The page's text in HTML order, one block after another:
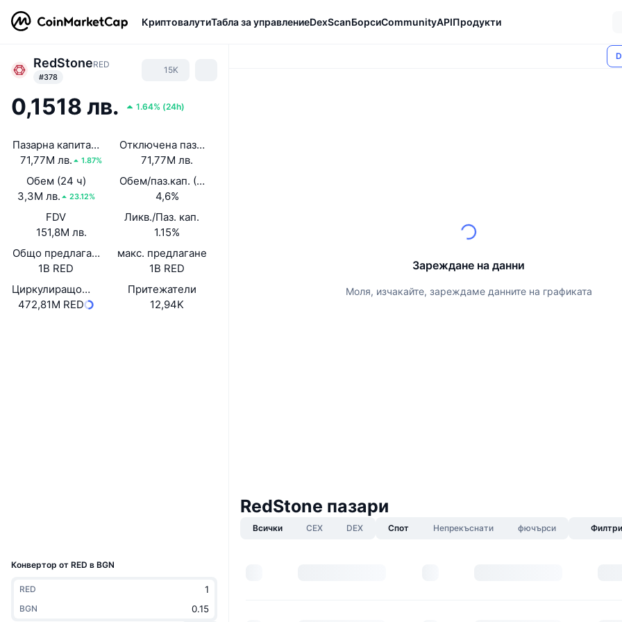
КриптовалутиТабла за управлениеDexScanБорсиCommunityAPIПродукти
RedStoneRED
#378
15K
0,1518 лв. 1.64% (24h)
Пазарна капитализация
71,77M лв.
1.87%
Отключена пазарна капитализация
71,77M лв.
Обем (24 ч)
3,3M лв.
23.12%
Обем/паз.кап. (24 ч)
4,6%
FDV
151,8M лв.
Ликв./Паз. кап.
1.15%
Общо предлагане
1B RED
макс. предлагане
1B RED
Циркулиращо предлагане
472,81M RED
Притежатели
12,94K
Конвертор от RED в BGN
RED
BGN
Зареждане на данни
Моля, изчакайте, зареждаме данните на графиката
RedStone пазари
Всички CEX DEX Спот Непрекъснати фючърси Филтри